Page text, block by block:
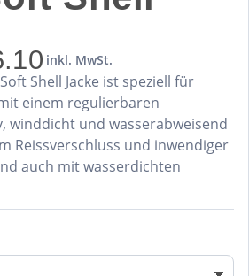
inkl. MwSt.
Shell Jacke ist speziell für
einem regulierbaren
winddicht und wasserabweisend
Reissverschluss und inwendiger
auch mit wasserdichten